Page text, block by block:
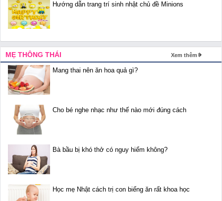
Hướng dẫn trang trí sinh nhật chủ đề Minions
MẸ THÔNG THÁI Xem thêm
Mang thai nên ăn hoa quả gì?
Cho bé nghe nhạc như thế nào mới đúng cách
Bà bầu bị khó thở có nguy hiểm không?
Học mẹ Nhật cách trị con biếng ăn rất khoa học